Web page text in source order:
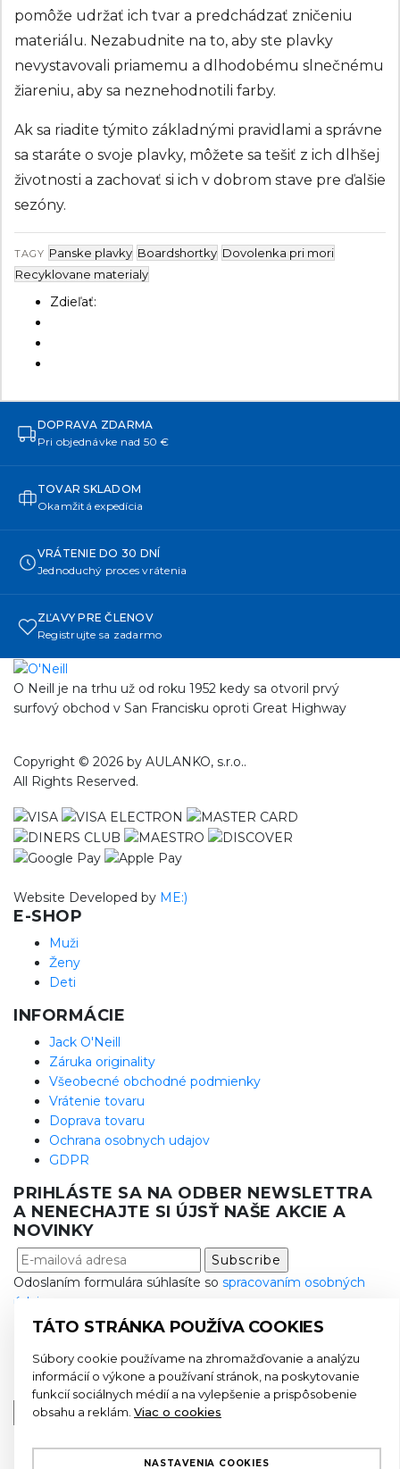
pomôže udržať ich tvar a predchádzať zničeniu
materiálu. Nezabudnite na to, aby ste plavky
nevystavovali priamemu a dlhodobému slnečnému
žiareniu, aby sa neznehodnotili farby.
Ak sa riadite týmito základnými pravidlami a správne
sa staráte o svoje plavky, môžete sa tešiť z ich dlhšej
životnosti a zachovať si ich v dobrom stave pre ďalšie
sezóny.
TAGY Panske plavky Boardshortky Dovolenka pri mori
Recyklovane materialy
Zdieľať:
DOPRAVA ZDARMA
Pri objednávke nad 50 €
TOVAR SKLADOM
Okamžitá expedícia
VRÁTENIE DO 30 DNÍ
Jednoduchý proces vrátenia
ZĽAVY PRE ČLENOV
Registrujte sa zadarmo
O Neill je na trhu už od roku 1952 kedy sa otvoril prvý
surfový obchod v San Francisku oproti Great Highway
Copyright © 2026 by AULANKO, s.r.o..
All Rights Reserved.
Website Developed by ME:)
E-SHOP
Muži
Ženy
Deti
INFORMÁCIE
Jack O'Neill
Záruka originality
Všeobecné obchodné podmienky
Vrátenie tovaru
Doprava tovaru
Ochrana osobnych udajov
GDPR
PRIHLÁSTE SA NA ODBER NEWSLETTRA
A NENECHAJTE SI ÚJSŤ NAŠE AKCIE A
NOVINKY
Odoslaním formulára súhlasíte so spracovaním osobných
údajov
E-mailová adresa má nesprávny tvar
TÁTO STRÁNKA POUŽÍVA COOKIES
Súbory cookie používame na zhromažďovanie a analýzu
informácií o výkone a používaní stránok, na poskytovanie
funkcií sociálnych médií a na vylepšenie a prispôsobenie
obsahu a reklám. Viac o cookies
NASTAVENIA COOKIES